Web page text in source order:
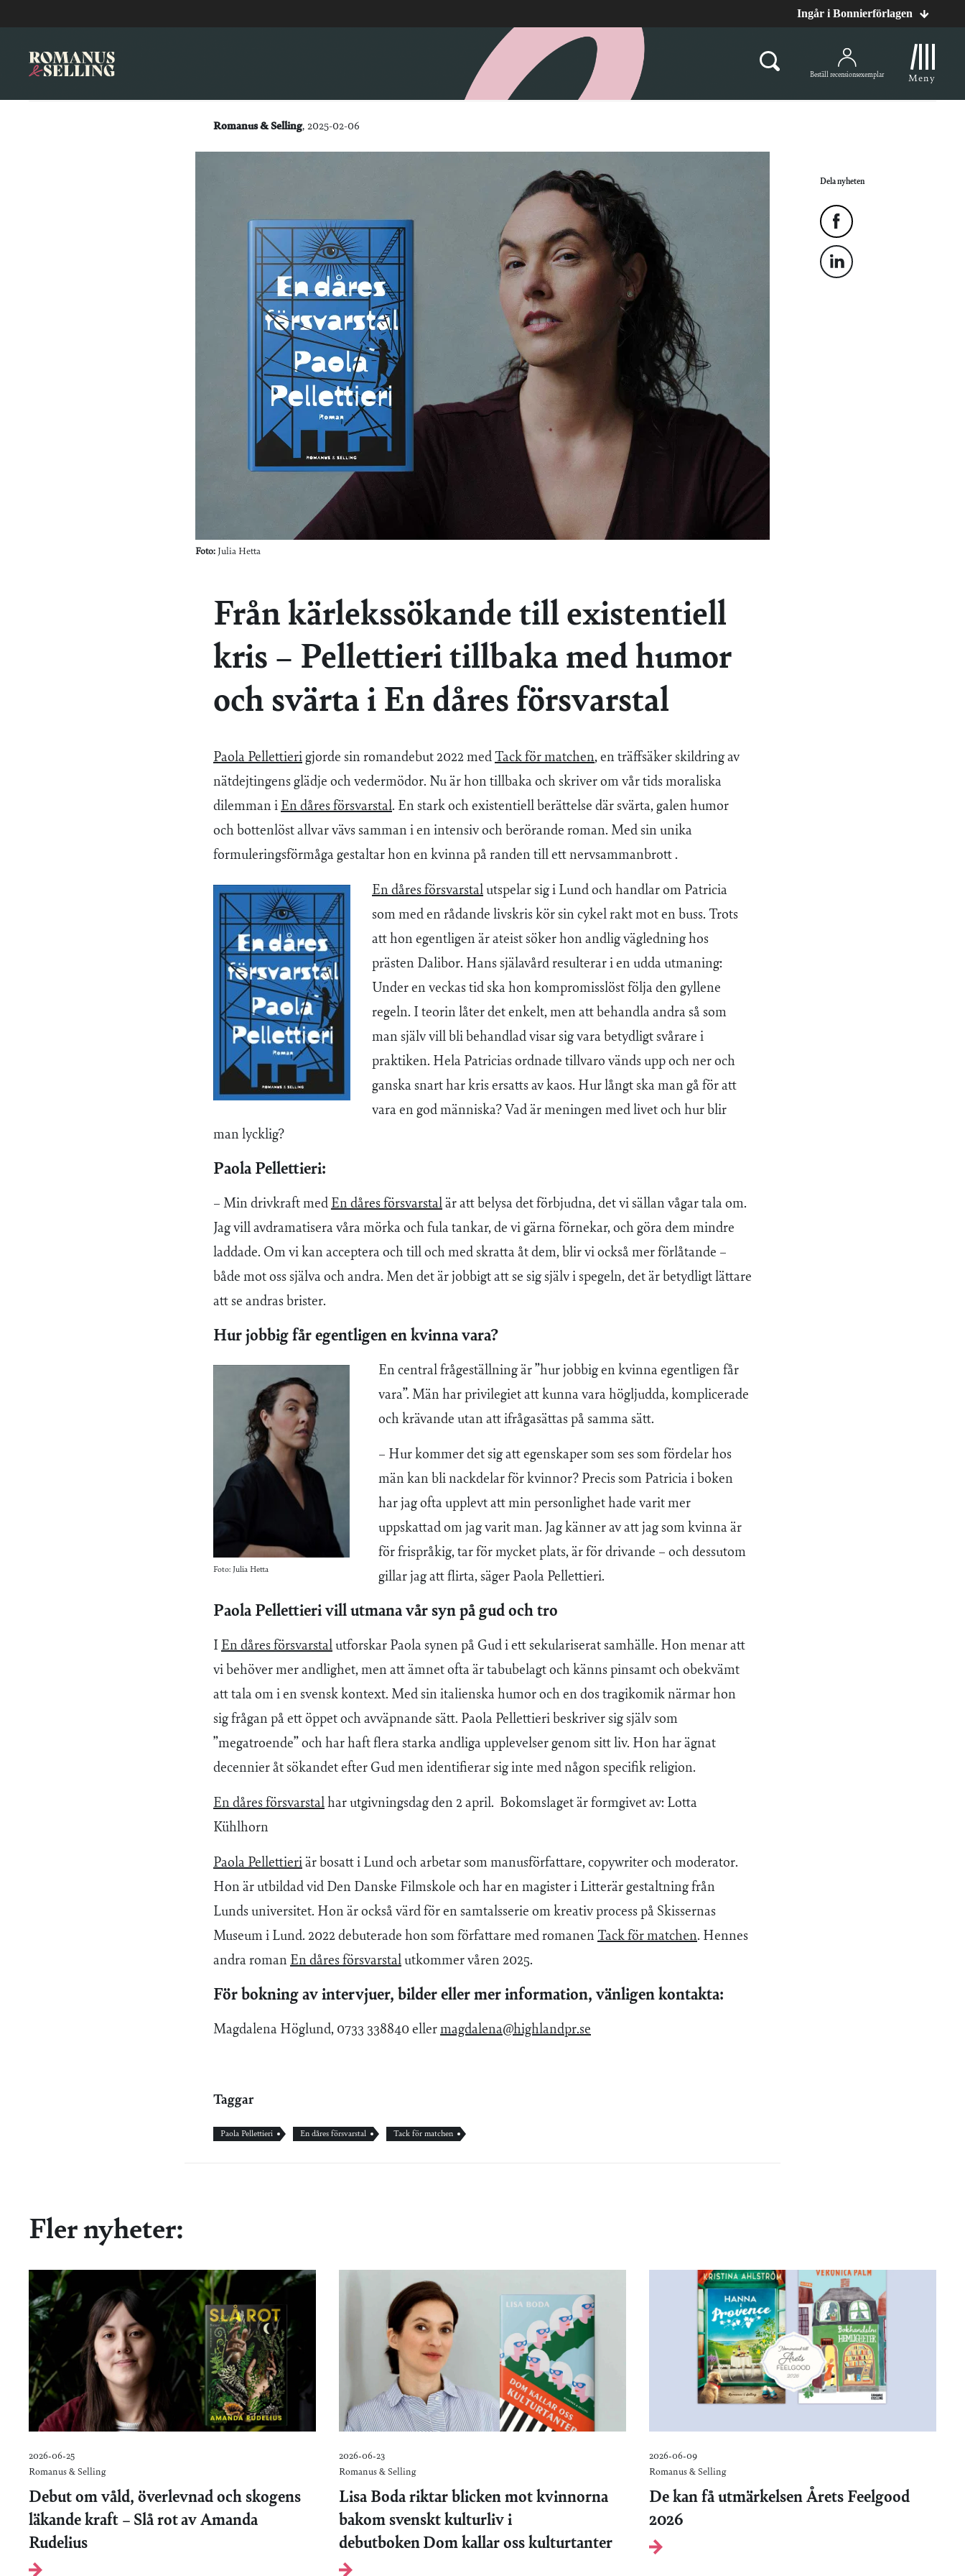
Ingår i Bonnierförlagen
Beställ recensionsexemplar Meny
Romanus & Selling, 2025-02-06
Foto: Julia Hetta
Dela nyheten
Från kärlekssökande till existentiell
kris – Pellettieri tillbaka med humor
och svärta i En dåres försvarstal
Paola Pellettieri gjorde sin romandebut 2022 med Tack för matchen, en träffsäker skildring av
nätdejtingens glädje och vedermödor. Nu är hon tillbaka och skriver om vår tids moraliska
dilemman i En dåres försvarstal. En stark och existentiell berättelse där svärta, galen humor
och bottenlöst allvar vävs samman i en intensiv och berörande roman. Med sin unika
formuleringsförmåga gestaltar hon en kvinna på randen till ett nervsammanbrott .
En dåres försvarstal utspelar sig i Lund och handlar om Patricia
som med en rådande livskris kör sin cykel rakt mot en buss. Trots
att hon egentligen är ateist söker hon andlig vägledning hos
prästen Dalibor. Hans själavård resulterar i en udda utmaning:
Under en veckas tid ska hon kompromisslöst följa den gyllene
regeln. I teorin låter det enkelt, men att behandla andra så som
man själv vill bli behandlad visar sig vara betydligt svårare i
praktiken. Hela Patricias ordnade tillvaro vänds upp och ner och
ganska snart har kris ersatts av kaos. Hur långt ska man gå för att
vara en god människa? Vad är meningen med livet och hur blir
man lycklig?
Paola Pellettieri:
– Min drivkraft med En dåres försvarstal är att belysa det förbjudna, det vi sällan vågar tala om.
Jag vill avdramatisera våra mörka och fula tankar, de vi gärna förnekar, och göra dem mindre
laddade. Om vi kan acceptera och till och med skratta åt dem, blir vi också mer förlåtande –
både mot oss själva och andra. Men det är jobbigt att se sig själv i spegeln, det är betydligt lättare
att se andras brister.
Hur jobbig får egentligen en kvinna vara?
Foto: Julia Hetta
En central frågeställning är ”hur jobbig en kvinna egentligen får
vara”. Män har privilegiet att kunna vara högljudda, komplicerade
och krävande utan att ifrågasättas på samma sätt.
– Hur kommer det sig att egenskaper som ses som fördelar hos
män kan bli nackdelar för kvinnor? Precis som Patricia i boken
har jag ofta upplevt att min personlighet hade varit mer
uppskattad om jag varit man. Jag känner av att jag som kvinna är
för frispråkig, tar för mycket plats, är för drivande – och dessutom
gillar jag att flirta, säger Paola Pellettieri.
Paola Pellettieri vill utmana vår syn på gud och tro
I En dåres försvarstal utforskar Paola synen på Gud i ett sekulariserat samhälle. Hon menar att
vi behöver mer andlighet, men att ämnet ofta är tabubelagt och känns pinsamt och obekvämt
att tala om i en svensk kontext. Med sin italienska humor och en dos tragikomik närmar hon
sig frågan på ett öppet och avväpnande sätt. Paola Pellettieri beskriver sig själv som
”megatroende” och har haft flera starka andliga upplevelser genom sitt liv. Hon har ägnat
decennier åt sökandet efter Gud men identifierar sig inte med någon specifik religion.
En dåres försvarstal har utgivningsdag den 2 april. Bokomslaget är formgivet av: Lotta
Kühlhorn
Paola Pellettieri är bosatt i Lund och arbetar som manusförfattare, copywriter och moderator.
Hon är utbildad vid Den Danske Filmskole och har en magister i Litterär gestaltning från
Lunds universitet. Hon är också värd för en samtalsserie om kreativ process på Skissernas
Museum i Lund. 2022 debuterade hon som författare med romanen Tack för matchen. Hennes
andra roman En dåres försvarstal utkommer våren 2025.
För bokning av intervjuer, bilder eller mer information, vänligen kontakta:
Magdalena Höglund, 0733 338840 eller magdalena@highlandpr.se
Taggar
Paola Pellettieri En dåres försvarstal Tack för matchen
Fler nyheter:
2026-06-25
Romanus & Selling
Debut om våld, överlevnad och skogens
läkande kraft – Slå rot av Amanda
Rudelius
2026-06-23
Romanus & Selling
Lisa Boda riktar blicken mot kvinnorna
bakom svenskt kulturliv i
debutboken Dom kallar oss kulturtanter
2026-06-09
Romanus & Selling
De kan få utmärkelsen Årets Feelgood
2026